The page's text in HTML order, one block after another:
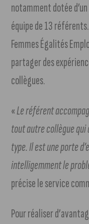
notamment dotée
équipe de 13
Femmes Égalités
partager des
collègues.
«Le référent
tout autre collègue qui
type. Il est une porte
intelligemment le
précise le service
Pour réaliser